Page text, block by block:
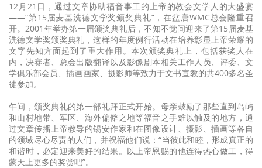
12月21日，通过文章协助福音事工的上帝的教会文学人的大盛宴
——“第15届麦基洗德文学奖颁奖典礼”，在盆唐WMC总会隆重召
开。2001年举办第一届颁奖典礼后，不知不觉间迎来了第15届麦基
洗德文学奖颁奖典礼，这样的年度例行活动在培养彰显上帝荣耀的
文字先知方面起到了重大作用。本次颁奖典礼上，包括获奖人在
内，决赛者、总会出版翻译以及影像剧本相关工作人员、评委、文
学俱乐部会员、插画画家、摄影师等致力于文书宣教的共400多名圣
徒参加。
午间，颁奖典礼的第一部礼拜正式开始。母亲鼓励了那些直到岛屿
和山村地带、军区、海外偏僻之地等福音之手难以触及的地方，通
过文章传播上帝教导的锡安作家和在图像设计、摄影、插画等各自
的领域尽心尽责的人们，并祝福他们说：“当彼此和睦，形成真正的
和谐时，必定迎来美好的结果。以上帝恩赐的他连得热心做工，得
蒙天上更多的奖赏吧”。